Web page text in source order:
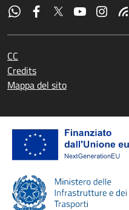
CC
Credits
Mappa del sito